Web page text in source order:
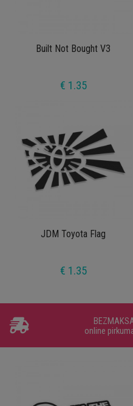
Built Not Bought V3
€ 1.35
JDM Toyota Flag
€ 1.35
online